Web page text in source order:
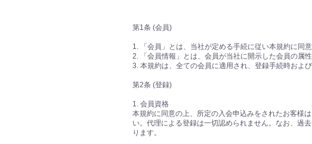
第1条 (会員)
1. 「会員」とは、当社が定める手続に従い本規約に同
2. 「会員情報」とは、会員が当社に開示した会員の属
3. 本規約は、全ての会員に適用され、登録手続時およ
第2条 (登録)
1. 会員資格
本規約に同意の上、所定の入会申込みをされたお客様
い。代理による登録は一切認められません。なお、過
ります。